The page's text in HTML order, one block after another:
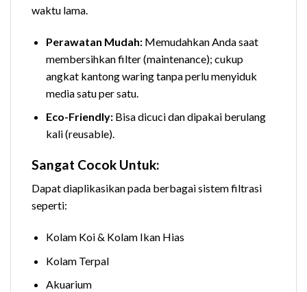
waktu lama.
Perawatan Mudah:Memudahkan Anda saat
membersihkan filter (maintenance); cukup
angkat kantong waring tanpa perlu menyiduk
media satu per satu.
Eco-Friendly:Bisa dicuci dan dipakai berulang
kali (reusable).
Sangat Cocok Untuk:
Dapat diaplikasikan pada berbagai sistem filtrasi
seperti:
Kolam Koi & Kolam Ikan Hias
Kolam Terpal
Akuarium